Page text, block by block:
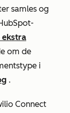
samles og
ekstra
om de
i
.
Connect